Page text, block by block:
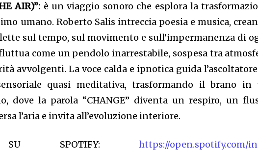
AIR)”: è un viaggio sonoro che esplora la
umano. Roberto Salis intreccia poesia e musica,
sul tempo, sul movimento e sull’impermanenza di
come un pendolo inarrestabile, sospesa tra
avvolgenti. La voce calda e ipnotica guida
quasi meditativa, trasformando il brano in
dove la parola “CHANGE” diventa un respiro, un
l’aria e invita all’evoluzione interiore.
SU SPOTIFY:https://open.spotify.com/